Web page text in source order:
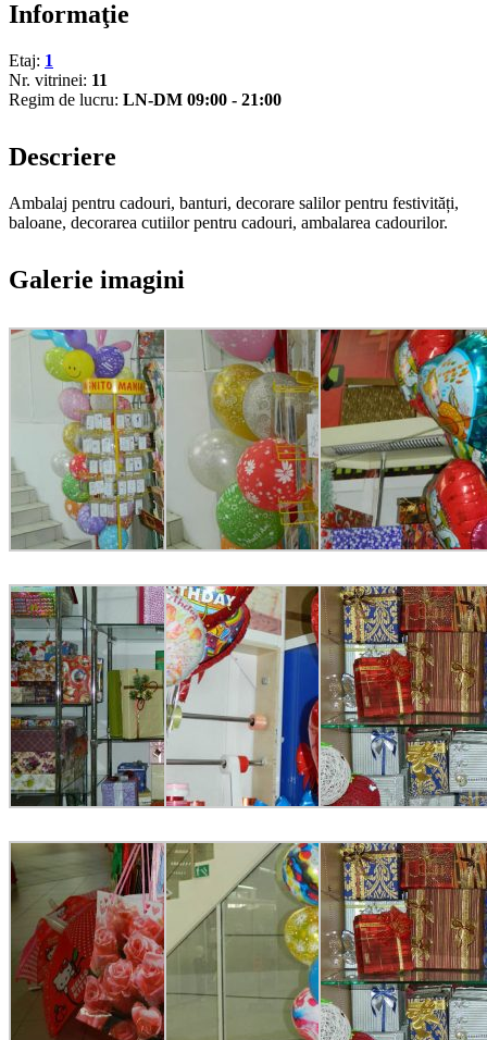
Informaţie
Etaj: 1
Nr. vitrinei: 11
Regim de lucru: LN-DM 09:00 - 21:00
Descriere
Ambalaj pentru cadouri, banturi, decorare salilor pentru festivități,
baloane, decorarea cutiilor pentru cadouri, ambalarea cadourilor.
Galerie imagini